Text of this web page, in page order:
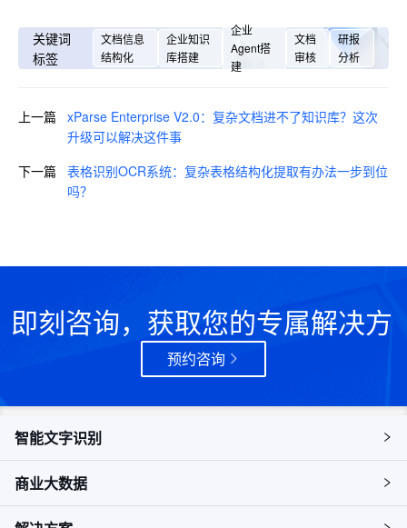
关键词
标签
文档信息
结构化
企业知识
库搭建
企业
Agent搭
建
文档
审核
研报
分析
上一篇 xParse Enterprise V2.0：复杂文档进不了知识库？这次
升级可以解决这件事
下一篇 表格识别OCR系统：复杂表格结构化提取有办法一步到位
吗？
即刻咨询，获取您的专属解决方
预约咨询
智能文字识别
商业大数据